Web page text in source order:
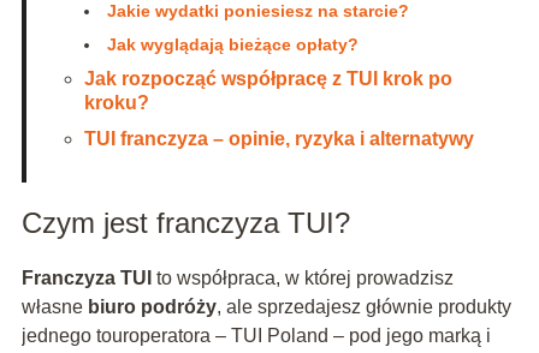
Jakie wydatki poniesiesz na starcie?
Jak wyglądają bieżące opłaty?
Jak rozpocząć współpracę z TUI krok po
kroku?
TUI franczyza – opinie, ryzyka i alternatywy
Czym jest franczyza TUI?
Franczyza TUI to współpraca, w której prowadzisz
własne biuro podróży, ale sprzedajesz głównie produkty
jednego touroperatora – TUI Poland – pod jego marką i